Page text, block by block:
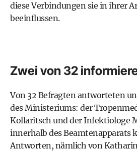
diese Verbindungen sie in ihrer
beeinflussen.
Zwei von 32
Von 32 Befragten antworteten
des Ministeriums: der
Kollaritsch und der Infektiologe
innerhalb des Beamtenapparats
Antworten, nämlich von